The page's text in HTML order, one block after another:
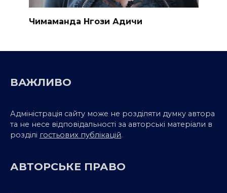
Чимаманда Нгози Адичи
ВАЖЛИВО
Адміністрація сайту може не розділяти думку автора
та не несе відповідальності за авторські матеріали в
розділі гостьових публікацій.
АВТОРСЬКЕ ПРАВО